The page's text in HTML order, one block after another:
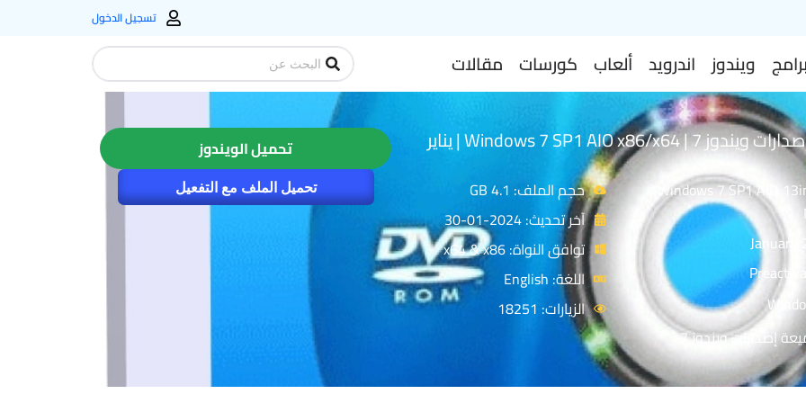
تسجيل الدخول
برامج ويندوز اندرويد ألعاب كورسات مقالات
Search
...
اسطوانة كل إصدارات ويندوز 7 | Windows 7 SP1 AIO x86/x64 | يناير
Windows 7 SP1 AIO
إصدارات ويندوز 7
حجم الملف: 4.1 GB
آخر تحديث: 2024-01-30
توافق النواة: x64 & x86
اللغة: English
الزيارات: 18251
تحميل الويندوز
تحميل الملف مع التفعيل